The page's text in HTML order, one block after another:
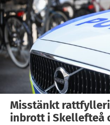
Misstänkt
inbrott i Skellefteå